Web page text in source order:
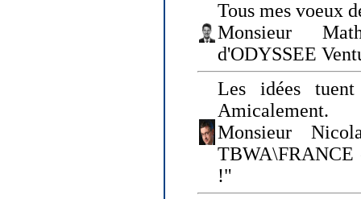
Tous mes voeux
Monsieur
d'ODYSSEE
Les idées
Amicalement.
Monsieur
TBWA\FRANCE
!"